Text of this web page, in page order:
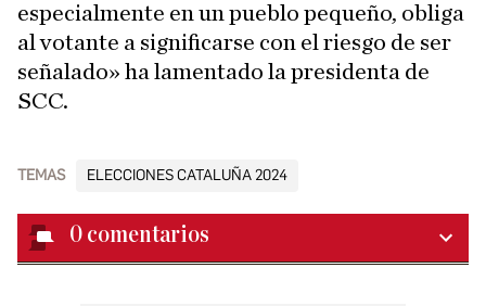
especialmente en un pueblo pequeño, obliga
al votante a significarse con el riesgo de ser
señalado» ha lamentado la presidenta de
SCC.
TEMAS ELECCIONES CATALUÑA 2024
0 comentarios